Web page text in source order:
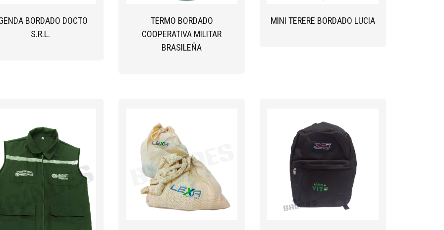
BORDADO DOCTO
S.R.L.
TERMO BORDADO
COOPERATIVA MILITAR
BRASILEÑA
MINI TERERE BORDADO LUCIA